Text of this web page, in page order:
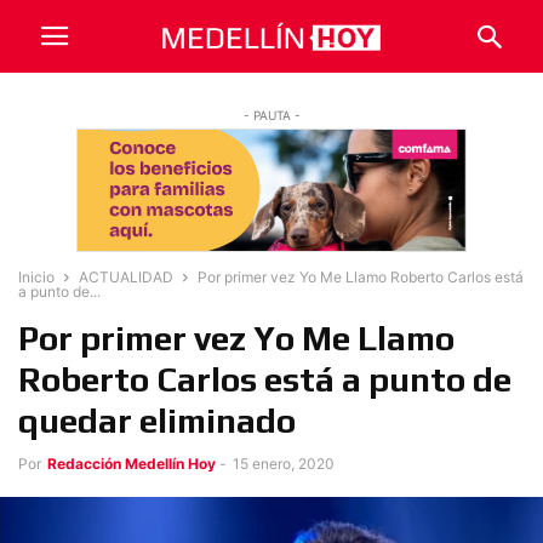
- PAUTA -
Inicio ACTUALIDAD
Por primer vez Yo Me Llamo Roberto Carlos está
a punto de...
Por primer vez Yo Me Llamo
Roberto Carlos está a punto de
quedar eliminado
Por Redacción Medellín Hoy - 15 enero, 2020